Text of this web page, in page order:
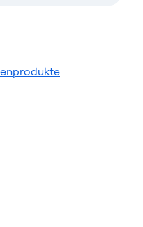
optimieren und